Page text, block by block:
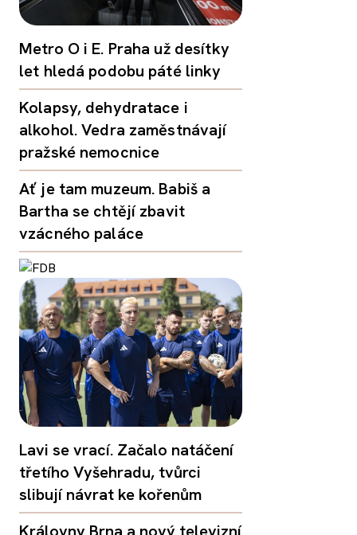
Metro O i E. Praha už desítky
let hledá podobu páté linky
Kolapsy, dehydratace i
alkohol. Vedra zaměstnávají
pražské nemocnice
Ať je tam muzeum. Babiš a
Bartha se chtějí zbavit
vzácného paláce
Lavi se vrací. Začalo natáčení
třetího Vyšehradu, tvůrci
slibují návrat ke kořenům